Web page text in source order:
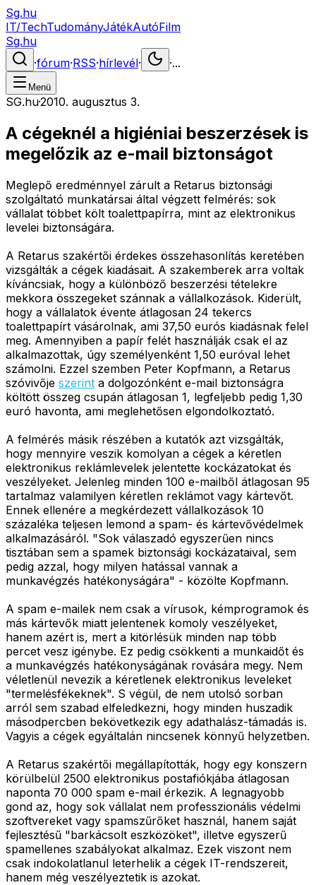
Sg.hu
IT/TechTudományJátékAutóFilm
Sg.hu
·fórum·RSS·hírlevél· ·...
Menü
SG.hu·2010. augusztus 3.
A cégeknél a higiéniai beszerzések is
megelőzik az e-mail biztonságot
Meglepő eredménnyel zárult a Retarus biztonsági
szolgáltató munkatársai által végzett felmérés: sok
vállalat többet költ toalettpapírra, mint az elektronikus
levelei biztonságára.
A Retarus szakértői érdekes összehasonlítás keretében
vizsgálták a cégek kiadásait. A szakemberek arra voltak
kíváncsiak, hogy a különböző beszerzési tételekre
mekkora összegeket szánnak a vállalkozások. Kiderült,
hogy a vállalatok évente átlagosan 24 tekercs
toalettpapírt vásárolnak, ami 37,50 eurós kiadásnak felel
meg. Amennyiben a papír felét használják csak el az
alkalmazottak, úgy személyenként 1,50 euróval lehet
számolni. Ezzel szemben Peter Kopfmann, a Retarus
szóvivője szerint a dolgozónként e-mail biztonságra
költött összeg csupán átlagosan 1, legfeljebb pedig 1,30
euró havonta, ami meglehetősen elgondolkoztató.
A felmérés másik részében a kutatók azt vizsgálták,
hogy mennyire veszik komolyan a cégek a kéretlen
elektronikus reklámlevelek jelentette kockázatokat és
veszélyeket. Jelenleg minden 100 e-mailből átlagosan 95
tartalmaz valamilyen kéretlen reklámot vagy kártevőt.
Ennek ellenére a megkérdezett vállalkozások 10
százaléka teljesen lemond a spam- és kártevővédelmek
alkalmazásáról. "Sok válaszadó egyszerűen nincs
tisztában sem a spamek biztonsági kockázataival, sem
pedig azzal, hogy milyen hatással vannak a
munkavégzés hatékonyságára" - közölte Kopfmann.
A spam e-mailek nem csak a vírusok, kémprogramok és
más kártevők miatt jelentenek komoly veszélyeket,
hanem azért is, mert a kitörlésük minden nap több
percet vesz igénybe. Ez pedig csökkenti a munkaidőt és
a munkavégzés hatékonyságának rovására megy. Nem
véletlenül nevezik a kéretlenek elektronikus leveleket
"termelésfékeknek". S végül, de nem utolsó sorban
arról sem szabad elfeledkezni, hogy minden huszadik
másodpercben bekövetkezik egy adathalász-támadás is.
Vagyis a cégek egyáltalán nincsenek könnyű helyzetben.
A Retarus szakértői megállapították, hogy egy konszern
körülbelül 2500 elektronikus postafiókjába átlagosan
naponta 70 000 spam e-mail érkezik. A legnagyobb
gond az, hogy sok vállalat nem professzionális védelmi
szoftvereket vagy spamszűrőket használ, hanem saját
fejlesztésű "barkácsolt eszközöket", illetve egyszerű
spamellenes szabályokat alkalmaz. Ezek viszont nem
csak indokolatlanul leterhelik a cégek IT-rendszereit,
hanem még veszélyeztetik is azokat.